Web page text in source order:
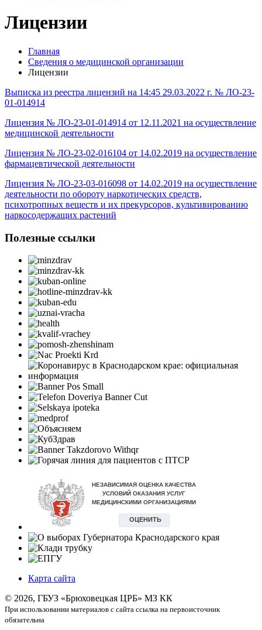
Лицензии
Главная
Сведения о медицинской организации
Лицензии
Выписка из реестра лицензий на 14:45 29.03.2022 г. № ЛО-23-
01-014914
Лицензия № ЛО-23-01-014914 от 12.11.2021 на осуществление
медицинской деятельности
Лицензия № ЛО-23-02-016104 от 14.02.2019 на осуществление
фармацевтической деятельности
Лицензия № ЛО-23-03-016098 от 14.02.2019 на осуществление
деятельности по обороту наркотических средств,
психотропных веществ и их прекурсоров, культивированию
наркосодержащих растений
Полезные ссылки
Карта сайта
© 2026, ГБУЗ «Брюховецкая ЦРБ» МЗ КК
При использовании материалов с сайта ссылка на первоисточник
обязательна